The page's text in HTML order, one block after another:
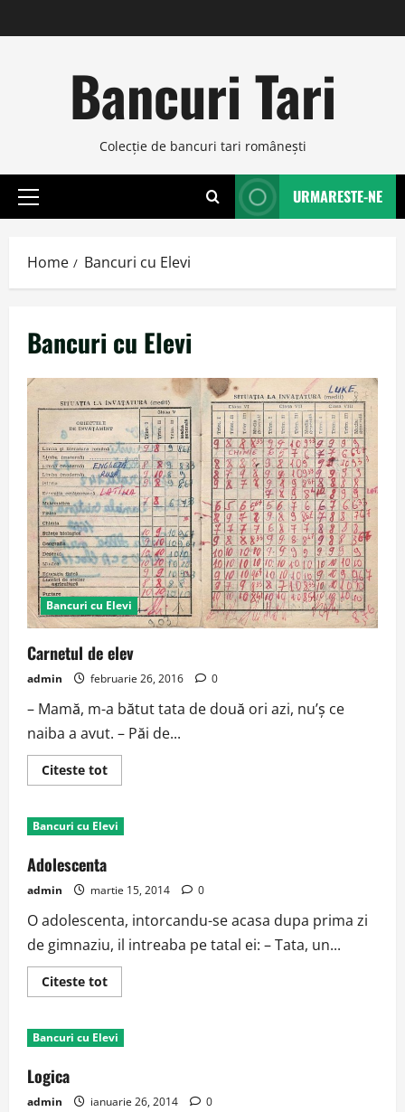
to
Bancuri Tari
Colecţie de bancuri tari româneşti
Primary
URMARESTE-NE
Home Bancuri cu Elevi
Bancuri cu Elevi
Bancuri cu Elevi
Carnetul de elev
admin februarie 26, 2016 0
– Mamă, m-a bătut tata de două ori azi, nu’ş ce
naiba a avut. – Păi de...
Citeste totRead
more
de
elev
Bancuri cu Elevi
Adolescenta
admin martie 15, 2014 0
O adolescenta, intorcandu-se acasa dupa prima zi
de gimnaziu, il intreaba pe tatal ei: – Tata, un...
Citeste totRead
more
Bancuri cu Elevi
Logica
admin ianuarie 26, 2014 0